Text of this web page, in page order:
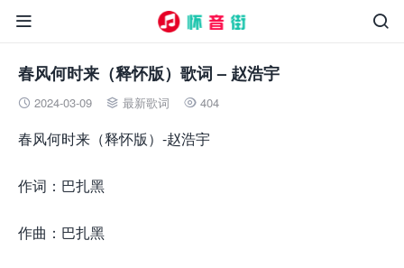


春风何时来（释怀版）歌词 – 赵浩宇
 2024-03-09  最新歌词  404
春风何时来（释怀版）-赵浩宇
作词：巴扎黑
作曲：巴扎黑